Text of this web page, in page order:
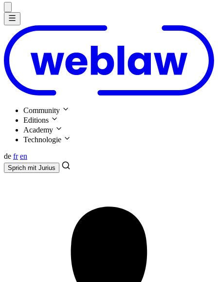
Community
Editions
Academy
Technologie
de fr en
Sprich mit Jurius